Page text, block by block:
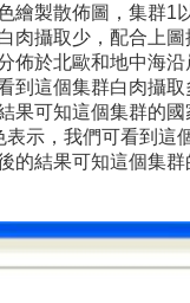
繪製散佈圖，集群1
肉攝取少，配合上
佈於北歐和地中海
到這個集群白肉攝取
果可知這個集群的
表示，我們可看到這
的結果可知這個集